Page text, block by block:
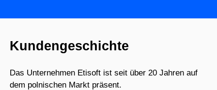
Kundengeschichte
Das Unternehmen Etisoft ist seit über 20 Jahren auf
dem polnischen Markt präsent.